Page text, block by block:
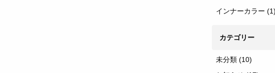
インナーカラー (1)
カテゴリー
未分類 (10)